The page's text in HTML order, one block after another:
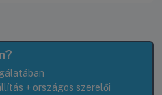
+ országos szerelői